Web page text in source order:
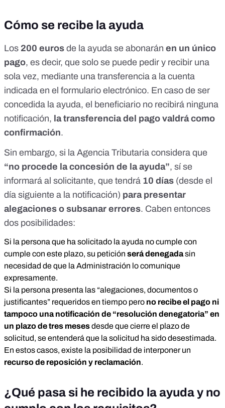
Cómo se recibe la ayuda
Los 200 euros de la ayuda se abonarán en un único
pago, es decir, que solo se puede pedir y recibir una
sola vez, mediante una transferencia a la cuenta
indicada en el formulario electrónico. En caso de ser
concedida la ayuda, el beneficiario no recibirá ninguna
notificación, la transferencia del pago valdrá como
confirmación.
Sin embargo, si la Agencia Tributaria considera que
“no procede la concesión de la ayuda”, sí se
informará al solicitante, que tendrá 10 días (desde el
día siguiente a la notificación) para presentar
alegaciones o subsanar errores. Caben entonces
dos posibilidades:
Si la persona que ha solicitado la ayuda no cumple con
cumple con este plazo, su petición será denegadasin
necesidad de que la Administración lo comunique
expresamente.
Si la persona presenta las “alegaciones, documentos o
justificantes” requeridos en tiempo pero no recibe el pago ni
tampoco una notificación de “resolución denegatoria” en
un plazo de tres mesesdesde que cierre el plazo de
solicitud, se entenderá que la solicitud ha sido desestimada.
En estos casos, existe la posibilidad de interponer un
recurso de reposición y reclamación.
¿Qué pasa si he recibido la ayuda y no